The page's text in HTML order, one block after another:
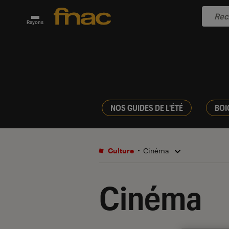
Rayons
NOS GUIDES DE L'ÉTÉ
Culture Cinéma
Cinéma